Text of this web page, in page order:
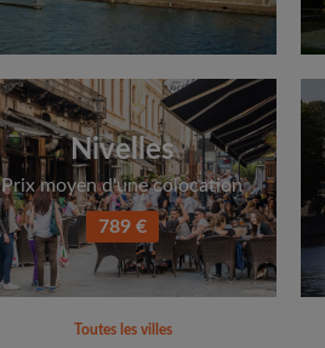
Nivelles
Prix moyen d'une colocation
789 €
Toutes les villes